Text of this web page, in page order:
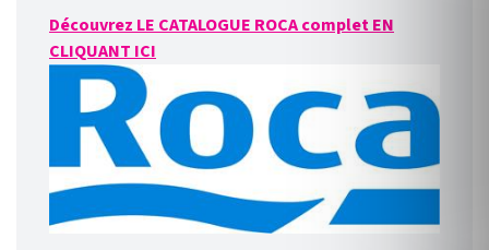
Découvrez LE CATALOGUE ROCA complet EN
CLIQUANT ICI